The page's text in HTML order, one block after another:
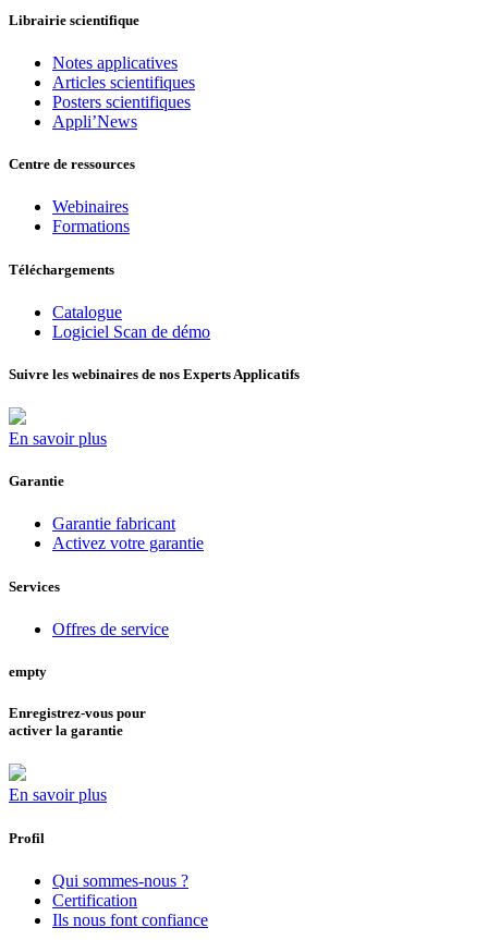
Librairie scientifique
Notes applicatives
Articles scientifiques
Posters scientifiques
Appli’News
Centre de ressources
Webinaires
Formations
Téléchargements
Catalogue
Logiciel Scan de démo
Suivre les webinaires de nos Experts Applicatifs
En savoir plus
Garantie
Garantie fabricant
Activez votre garantie
Services
Offres de service
empty
Enregistrez-vous pour
activer la garantie
En savoir plus
Profil
Qui sommes-nous ?
Certification
Ils nous font confiance